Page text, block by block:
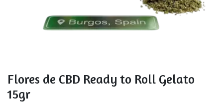
Flores de CBD Ready to Roll Gelato
15gr